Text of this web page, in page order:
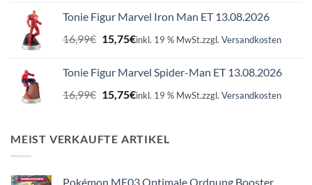
16,99€15,75€.
Tonie Figur Marvel Iron Man ET 13.08.2026
16,99€ Ursprünglicher
Preis
16,99€
15,75€Aktueller
15,75€.
inkl. 19 % MwSt.zzgl. Versandkosten
Tonie Figur Marvel Spider-Man ET 13.08.2026
16,99€ Ursprünglicher
Preis
16,99€
15,75€Aktueller
15,75€.
inkl. 19 % MwSt.zzgl. Versandkosten
MEIST VERKAUFTE ARTIKEL
Pokémon ME03 Optimale Ordnung Booster